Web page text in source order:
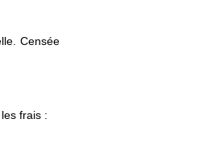
Censée
frais :